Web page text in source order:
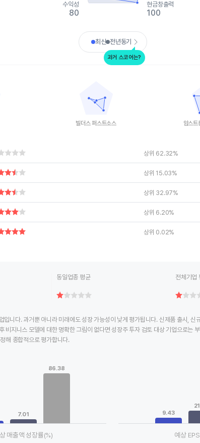
현금창출력
100
수익성
80
최신 전년동기
과거 스코어는?
1 Y axis displaying values. Data ranges from 0 to 100.
The chart has 1 Y axis displaying
빌더스 퍼스트소스
The
상위 62.32%
상위 15.03%
상위 32.97%
상위 6.20%
상위 0.02%
동일업종 평균 전체기업
입니다. 과거뿐 아니라 미래에도 성장 가능성이 낮게 평가됩니다. 신제품 출시, 신
비지니스 모델에 대한 명확한 그림이 없다면 성장주 투자 검토 대상 기업으로는
해 종합적으로 평가합니다.
7.01
86.38
매출액 성장률(%)
The chart has 1 X axis
9.43
예상